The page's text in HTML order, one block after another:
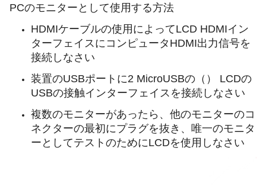
PCのモニターとして使用する方法
HDMIケーブルの使用によってLCD HDMIイン
ターフェイスにコンピュータHDMI出力信号を
接続しなさい
装置のUSBポートに2 MicroUSBの（） LCDの
USBの接触インターフェイスを接続しなさい
複数のモニターがあったら、他のモニターのコ
ネクターの最初にプラグを抜き、唯一のモニタ
ーとしてテストのためにLCDを使用しなさい